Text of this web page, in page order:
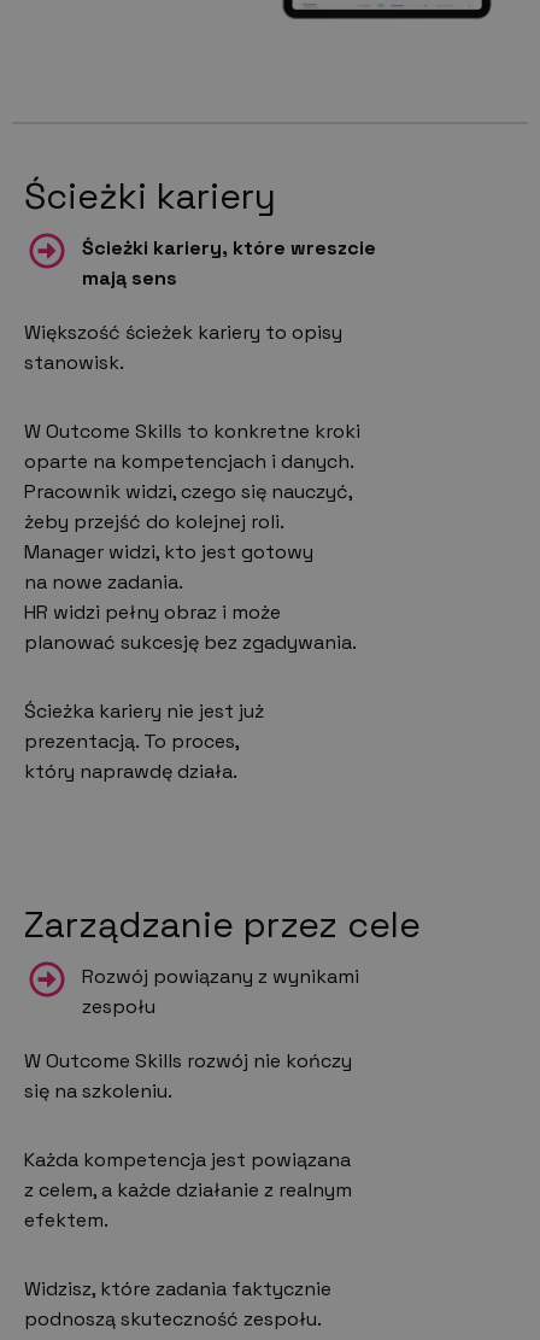
Ścieżki kariery, które wreszcie
mają sens
Większość ścieżek kariery to opisy
stanowisk.
W Outcome Skills to konkretne kroki
oparte na kompetencjach i danych.
Pracownik widzi, czego się nauczyć,
żeby przejść do kolejnej roli.
Manager widzi, kto jest gotowy
na nowe zadania.
HR widzi pełny obraz i może
planować sukcesję bez zgadywania.
Ścieżka kariery nie jest już
prezentacją. To proces,
który naprawdę działa.
Ścieżki kariery
Rozwój powiązany z wynikami
zespołu
W Outcome Skills rozwój nie kończy
się na szkoleniu.
Każda kompetencja jest powiązana
z celem, a każde działanie z realnym
efektem.
Widzisz, które zadania faktycznie
podnoszą skuteczność zespołu.
Zarządzanie przez cele